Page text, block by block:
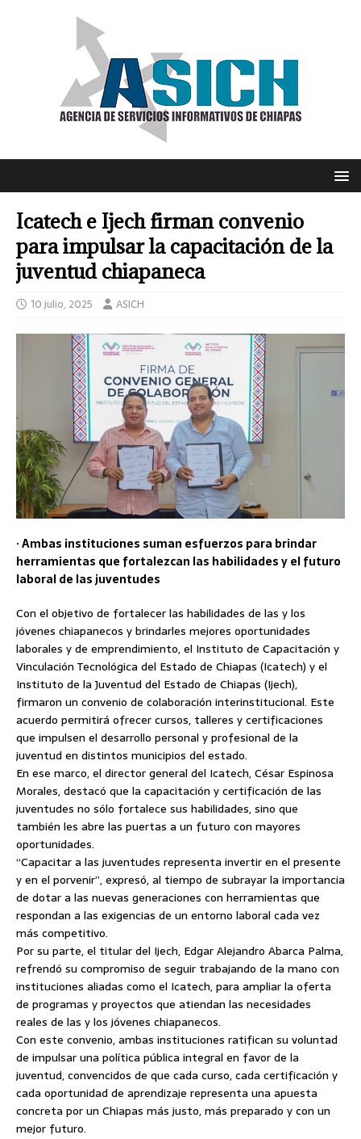
Icatech e Ijech firman convenio
para impulsar la capacitación de la
juventud chiapaneca
10 julio, 2025 ASICH
· Ambas instituciones suman esfuerzos para brindar
herramientas que fortalezcan las habilidades y el futuro
laboral de las juventudes
Con el objetivo de fortalecer las habilidades de las y los
jóvenes chiapanecos y brindarles mejores oportunidades
laborales y de emprendimiento, el Instituto de Capacitación y
Vinculación Tecnológica del Estado de Chiapas (Icatech) y el
Instituto de la Juventud del Estado de Chiapas (Ijech),
firmaron un convenio de colaboración interinstitucional. Este
acuerdo permitirá ofrecer cursos, talleres y certificaciones
que impulsen el desarrollo personal y profesional de la
juventud en distintos municipios del estado.
En ese marco, el director general del Icatech, César Espinosa
Morales, destacó que la capacitación y certificación de las
juventudes no sólo fortalece sus habilidades, sino que
también les abre las puertas a un futuro con mayores
oportunidades.
“Capacitar a las juventudes representa invertir en el presente
y en el porvenir”, expresó, al tiempo de subrayar la importancia
de dotar a las nuevas generaciones con herramientas que
respondan a las exigencias de un entorno laboral cada vez
más competitivo.
Por su parte, el titular del Ijech, Edgar Alejandro Abarca Palma,
refrendó su compromiso de seguir trabajando de la mano con
instituciones aliadas como el Icatech, para ampliar la oferta
de programas y proyectos que atiendan las necesidades
reales de las y los jóvenes chiapanecos.
Con este convenio, ambas instituciones ratifican su voluntad
de impulsar una política pública integral en favor de la
juventud, convencidos de que cada curso, cada certificación y
cada oportunidad de aprendizaje representa una apuesta
concreta por un Chiapas más justo, más preparado y con un
mejor futuro.